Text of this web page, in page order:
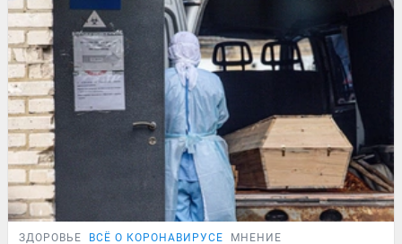
ЗДОРОВЬЕ ВСЁ О КОРОНАВИРУСЕ МНЕНИЕ